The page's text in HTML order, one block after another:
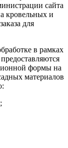
сайта
кровельных и
для
в рамках
формы на
материалов